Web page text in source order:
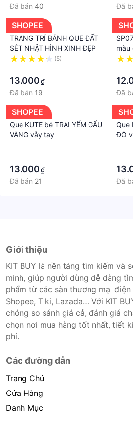
#gagoipolyvogoi #bogagoi
#gabocdem #gatrai #gagoi
#gatraigiuongm6
Đã bán 40 Đã
SHOPEE
TRANG TRÍ BÁNH QUE ĐẤT
SÉT NHẬT HÌNH XINH ĐẸP
(5)
13.000₫
Đã bán 19
màu
Đã
SHOPEE
Que KUTE bé TRAI YẾM GẤU
VÀNG vẫy tay
13.000₫
Đã bán 21
Que
ĐỎ
Đã
Giới thiệu
KIT BUY là nền tảng tìm kiếm và
minh, giúp người dùng dễ dàng
phẩm từ các sàn thương mại
Shopee, Tiki, Lazada… Với KIT
chóng so sánh giá cả, đánh giá
chọn nơi mua hàng tốt nhất, tiết
phí.
Các đường dẫn
Trang Chủ
Cửa Hàng
Danh Mục